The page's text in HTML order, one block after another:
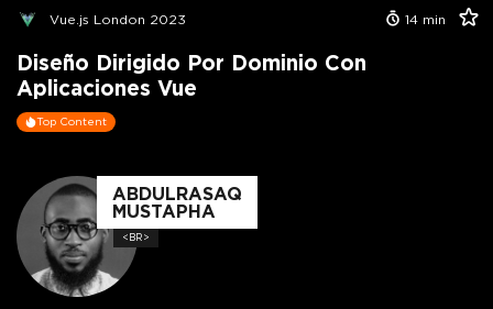
Vue.js London 2023 14 min
Diseño Dirigido Por Dominio Con
Aplicaciones Vue
Top Content
ABDULRASAQ
MUSTAPHA
<BR>